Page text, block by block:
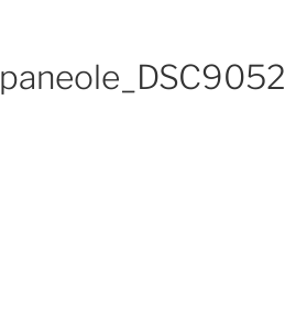
paneole_DSC9052